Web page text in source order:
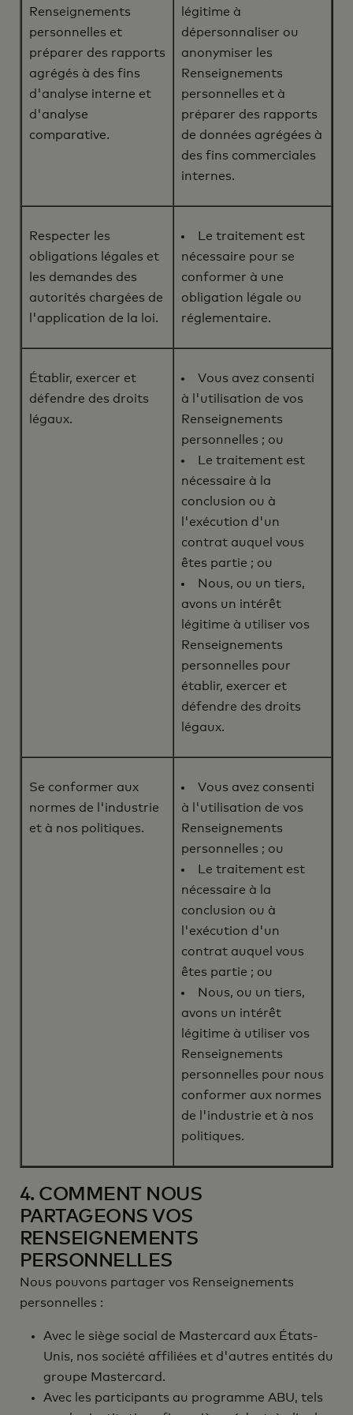
Renseignements
personnelles et
préparer des rapports
agrégés à des fins
d'analyse interne et
d'analyse
comparative.
légitime à
dépersonnaliser ou
anonymiser les
Renseignements
personnelles et à
préparer des rapports
de données agrégées à
des fins commerciales
internes.
Respecter les
obligations légales et
les demandes des
autorités chargées de
l'application de la loi.
Le traitement est
nécessaire pour se
conformer à une
obligation légale ou
réglementaire.
Établir, exercer et
défendre des droits
légaux.
Vous avez consenti
à l'utilisation de vos
Renseignements
personnelles ; ou
Le traitement est
nécessaire à la
conclusion ou à
l'exécution d'un
contrat auquel vous
êtes partie ; ou
Nous, ou un tiers,
avons un intérêt
légitime à utiliser vos
Renseignements
personnelles pour
établir, exercer et
défendre des droits
légaux.
Se conformer aux
normes de l'industrie
et à nos politiques.
Vous avez consenti
à l'utilisation de vos
Renseignements
personnelles ; ou
Le traitement est
nécessaire à la
conclusion ou à
l'exécution d'un
contrat auquel vous
êtes partie ; ou
Nous, ou un tiers,
avons un intérêt
légitime à utiliser vos
Renseignements
personnelles pour nous
conformer aux normes
de l'industrie et à nos
politiques.
4. COMMENT NOUS
PARTAGEONS VOS
RENSEIGNEMENTS
PERSONNELLES
Nous pouvons partager vos Renseignements
personnelles :
Avec le siège social de Mastercard aux États-
Unis, nos société affiliées et d'autres entités du
groupe Mastercard.
Avec les participants au programme ABU, tels